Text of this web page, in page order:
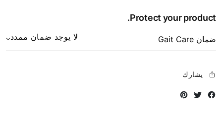
Protect your product.
ضمان Gait Care لا يوجد ضمان ممدد
يشارك
Facebook
Twitter